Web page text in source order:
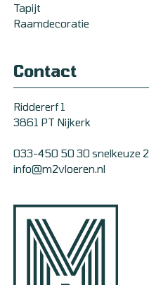
Tapijt
Raamdecoratie
Contact
Riddererf 1
3861 PT Nijkerk
033-450 50 30 snelkeuze 2
info@m2vloeren.nl